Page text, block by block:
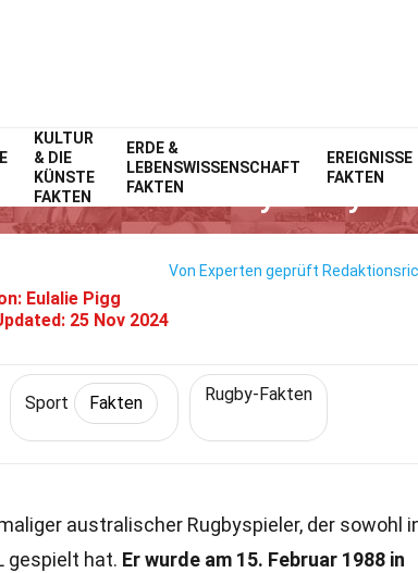
KULTUR
& DIE
KÜNSTE
FAKTEN
ERDE &
LEBENSWISSENSCHAFT
FAKTEN
EREIGNISSE
FAKTEN
Home LebensstilFakten Fakten
Über Jarryd Hayne
Eulalie Pigg
25 Nov 2024
Von Experten geprüft
Sport Fakten Rugby-Fakten
australischer Rugbyspieler, der sowohl
gespielt hat. Er wurde am 15. Februar 1988 in